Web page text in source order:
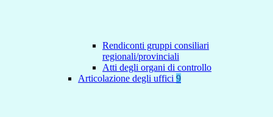
Rendiconti gruppi consiliari
regionali/provinciali
Atti degli organi di controllo
Articolazione degli uffici 9